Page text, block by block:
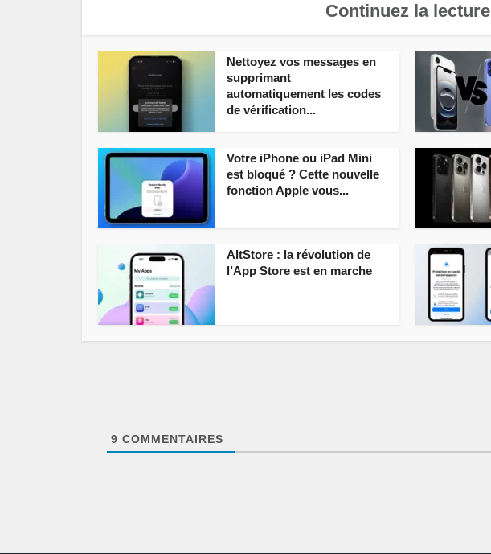
Continuez la lecture
Nettoyez vos messages en
supprimant
automatiquement les codes
de vérification...
Votre iPhone ou iPad Mini
est bloqué ? Cette nouvelle
fonction Apple vous...
AltStore : la révolution de
l’App Store est en marche
9 COMMENTAIRES